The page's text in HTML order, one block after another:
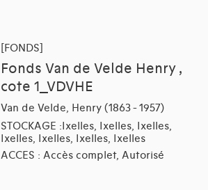
[FONDS]
Fonds Van de Velde Henry ,
cote 1_VDVHE
Van de Velde, Henry (1863 - 1957)
STOCKAGE :Ixelles, Ixelles, Ixelles,
Ixelles, Ixelles, Ixelles, Ixelles
ACCES : Accès complet, Autorisé